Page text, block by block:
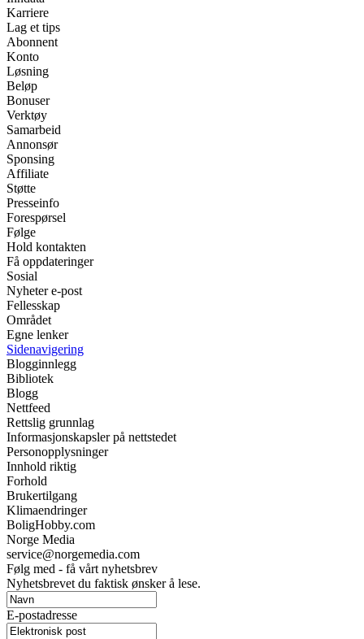
Karriere
Lag et tips
Abonnent
Konto
Løsning
Beløp
Bonuser
Verktøy
Samarbeid
Annonsør
Sponsing
Affiliate
Støtte
Presseinfo
Forespørsel
Følge
Hold kontakten
Få oppdateringer
Sosial
Nyheter e-post
Fellesskap
Området
Egne lenker
Sidenavigering
Blogginnlegg
Bibliotek
Blogg
Nettfeed
Rettslig grunnlag
Informasjonskapsler på nettstedet
Personopplysninger
Innhold riktig
Forhold
Brukertilgang
Klimaendringer
BoligHobby.com
Norge Media
service@norgemedia.com
Følg med - få vårt nyhetsbrev
Nyhetsbrevet du faktisk ønsker å lese.
E-postadresse